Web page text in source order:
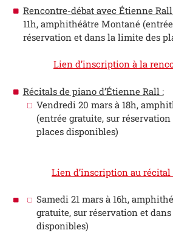
Rencontre-débat avec Étienne Rall
11h, amphithéâtre Montané
réservation et dans la limite des
Lien d’inscription à la
Récitals de piano d’Étienne Rall :
Vendredi 20 mars à 18h,
(entrée gratuite, sur
places disponibles)
Lien d’inscription au récital
Samedi 21 mars à 16h,
gratuite, sur réservation et
disponibles)